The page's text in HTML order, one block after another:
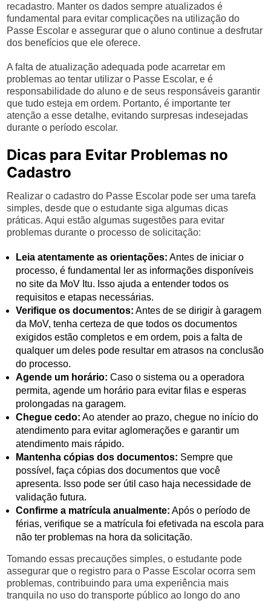
recadastro. Manter os dados sempre atualizados é
fundamental para evitar complicações na utilização do
Passe Escolar e assegurar que o aluno continue a desfrutar
dos benefícios que ele oferece.
A falta de atualização adequada pode acarretar em
problemas ao tentar utilizar o Passe Escolar, e é
responsabilidade do aluno e de seus responsáveis garantir
que tudo esteja em ordem. Portanto, é importante ter
atenção a esse detalhe, evitando surpresas indesejadas
durante o período escolar.
Dicas para Evitar Problemas no
Cadastro
Realizar o cadastro do Passe Escolar pode ser uma tarefa
simples, desde que o estudante siga algumas dicas
práticas. Aqui estão algumas sugestões para evitar
problemas durante o processo de solicitação:
Leia atentamente as orientações: Antes de iniciar o
processo, é fundamental ler as informações disponíveis
no site da MoV Itu. Isso ajuda a entender todos os
requisitos e etapas necessárias.
Verifique os documentos: Antes de se dirigir à garagem
da MoV, tenha certeza de que todos os documentos
exigidos estão completos e em ordem, pois a falta de
qualquer um deles pode resultar em atrasos na conclusão
do processo.
Agende um horário: Caso o sistema ou a operadora
permita, agende um horário para evitar filas e esperas
prolongadas na garagem.
Chegue cedo: Ao atender ao prazo, chegue no início do
atendimento para evitar aglomerações e garantir um
atendimento mais rápido.
Mantenha cópias dos documentos: Sempre que
possível, faça cópias dos documentos que você
apresenta. Isso pode ser útil caso haja necessidade de
validação futura.
Confirme a matrícula anualmente: Após o período de
férias, verifique se a matrícula foi efetivada na escola para
não ter problemas na hora da solicitação.
Tomando essas precauções simples, o estudante pode
assegurar que o registro para o Passe Escolar ocorra sem
problemas, contribuindo para uma experiência mais
tranquila no uso do transporte público ao longo do ano